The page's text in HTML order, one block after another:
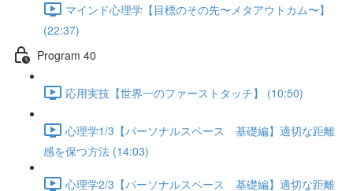
マインド心理学【目標のその先〜メタアウトカム〜】
(22:37)
Program 40
応用実技【世界一のファーストタッチ】 (10:50)
心理学1/3【パーソナルスペース 基礎編】適切な距離
感を保つ方法 (14:03)
心理学2/3【パーソナルスペース 基礎編】適切な距離